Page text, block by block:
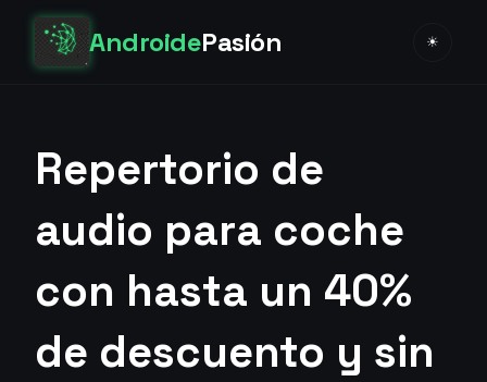
AndroidePasión ☀
Repertorio de
audio para coche
con hasta un 40%
de descuento y sin